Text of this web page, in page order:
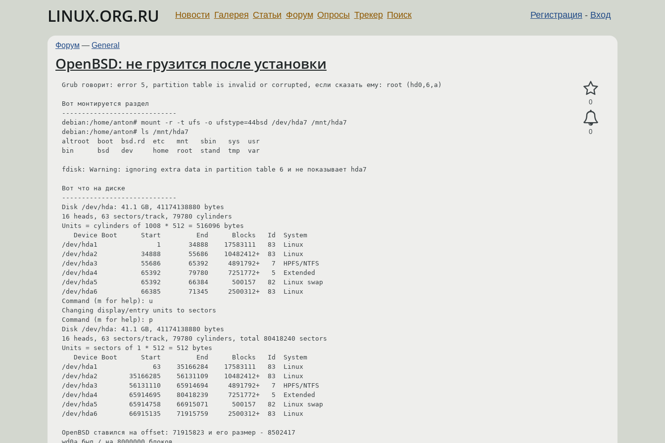
LINUX.ORG.RU Регистрация - Вход
Новости Галерея Статьи Форум Опросы Трекер Поиск
Форум — General
OpenBSD: не грузится после установки
0
0
Grub говорит: error 5, partition table is invalid or corrupted, если сказать ему: root (hd0,6,a)
Вот монтируется раздел
-----------------------------
debian:/home/anton# mount -r -t ufs -o ufstype=44bsd /dev/hda7 /mnt/hda7
debian:/home/anton# ls /mnt/hda7
altroot  boot  bsd.rd  etc   mnt   sbin   sys  usr
bin      bsd   dev     home  root  stand  tmp  var
fdisk: Warning: ignoring extra data in partition table 6 и не показывает hda7
Вот что на диске
-----------------------------
Disk /dev/hda: 41.1 GB, 41174138880 bytes
16 heads, 63 sectors/track, 79780 cylinders
Units = cylinders of 1008 * 512 = 516096 bytes
/dev/hda1               1       34888    17583111   83  Linux
/dev/hda2           34888       55686    10482412+  83  Linux
/dev/hda3           55686       65392     4891792+   7  HPFS/NTFS
/dev/hda4           65392       79780     7251772+   5  Extended
/dev/hda5           65392       66384      500157   82  Linux swap
/dev/hda6           66385       71345     2500312+  83  Linux
Command (m for help): u
Changing display/entry units to sectors
Command (m for help): p
Disk /dev/hda: 41.1 GB, 41174138880 bytes
16 heads, 63 sectors/track, 79780 cylinders, total 80418240 sectors
Units = sectors of 1 * 512 = 512 bytes
/dev/hda1              63    35166284    17583111   83  Linux
/dev/hda2        35166285    56131109    10482412+  83  Linux
/dev/hda3        56131110    65914694     4891792+   7  HPFS/NTFS
/dev/hda4        65914695    80418239     7251772+   5  Extended
/dev/hda5        65914758    66915071      500157   82  Linux swap
/dev/hda6        66915135    71915759     2500312+  83  Linux
OpenBSD ставился на offset: 71915823 и его размер - 8502417